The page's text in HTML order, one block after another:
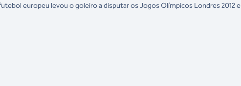
europeu levou o goleiro a disputar os Jogos Olímpicos Londres 2012